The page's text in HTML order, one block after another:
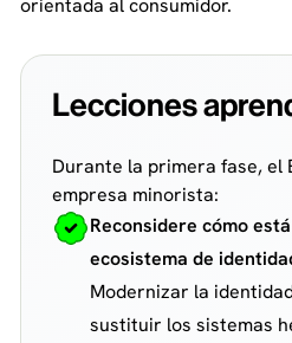
orientada al consumidor.
Lecciones
Durante la primera fase, el
empresa minorista:
Reconsidere cómo
ecosistema de
Modernizar la
sustituir los sistemas